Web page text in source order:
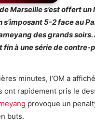
Marseille s’est offert
s’imposant 5-2 face au
des grands
fin à une série de
minutes, l’OM a
ont rapidement pris le
provoque un
buts.